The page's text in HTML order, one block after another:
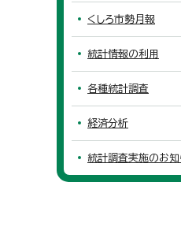
くしろ市勢月報
統計情報の利用
各種統計調査
経済分析
統計調査実施のお知